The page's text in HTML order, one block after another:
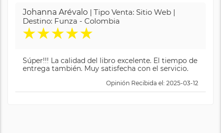
Johanna Arévalo | Tipo Venta: Sitio Web |
Destino: Funza - Colombia
★★★★★
Súper!!! La calidad del libro excelente. El tiempo de
entrega también. Muy satisfecha con el servicio.
Opinión Recibida el: 2025-03-12